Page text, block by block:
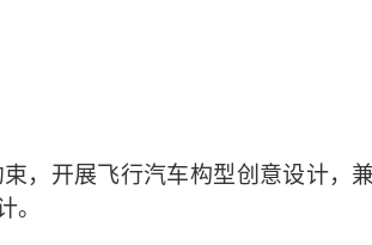
，开展飞行汽车构型创意设计，
。